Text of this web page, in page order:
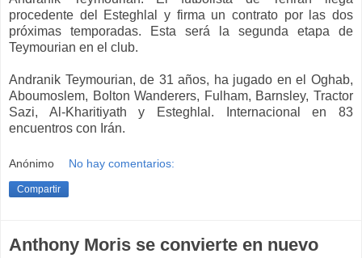
procedente del Esteghlal y firma un contrato por las dos
próximas temporadas. Esta será la segunda etapa de
Teymourian en el club.
Andranik Teymourian, de 31 años, ha jugado en el Oghab,
Aboumoslem, Bolton Wanderers, Fulham, Barnsley, Tractor
Sazi, Al-Kharitiyath y Esteghlal. Internacional en 83
encuentros con Irán.
Anónimo No hay comentarios:
Compartir
Anthony Moris se convierte en nuevo